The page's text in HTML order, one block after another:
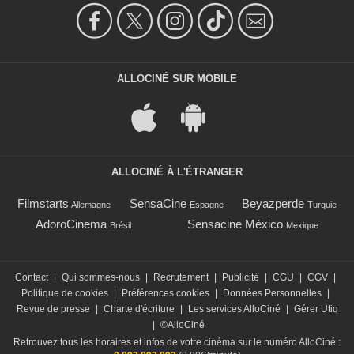
ALLOCINÉ SUR MOBILE
ALLOCINÉ À L'ÉTRANGER
Filmstarts Allemagne SensaCine Espagne Beyazperde Turquie
AdoroCinema Brésil Sensacine México Mexique
Contact Qui sommes-nous Recrutement Publicité CGU CGV
Politique de cookies
Préférences cookies Données Personnelles
Revue de presse
Charte d'écriture Les services AlloCiné
Gérer Utiq
©AlloCiné
Retrouvez tous les horaires et infos de votre cinéma sur le numéro AlloCiné :